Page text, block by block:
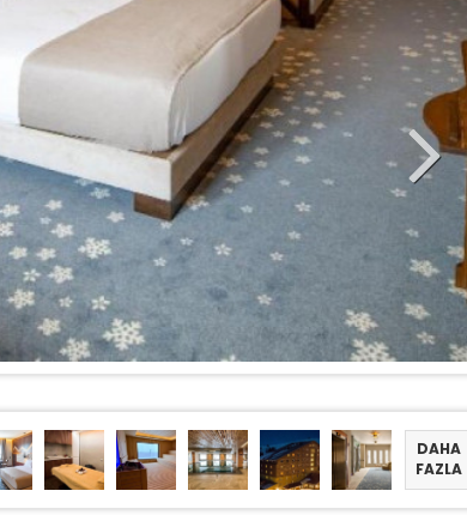
DAHA
FAZLA